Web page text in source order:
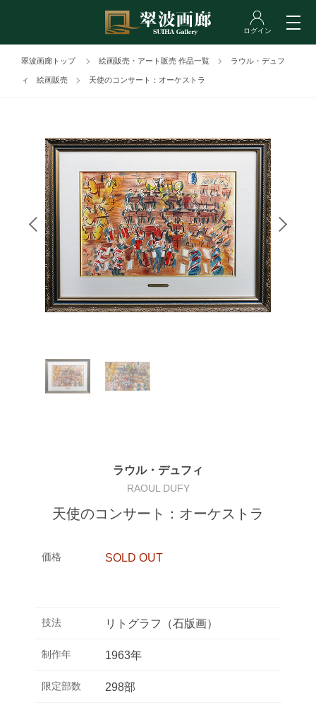
翠波画廊トップ 絵画販売・アート販売 作品一覧 ラウル・デュフ
ィ 絵画販売 天使のコンサート：オーケストラ
ラウル・デュフィ
RAOUL DUFY
天使のコンサート：オーケストラ
価格 SOLD OUT
技法 リトグラフ（石版画）
制作年 1963年
限定部数 298部